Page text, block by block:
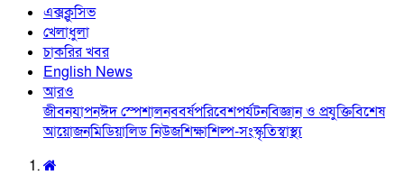
এক্সক্লুসিভ
খেলাধুলা
চাকরির খবর
English News
আরও
জীবনযাপনঈদ স্পেশালনববর্ষপরিবেশপর্যটনবিজ্ঞান ও প্রযুক্তিবিশেষ
আয়োজনমিডিয়ালিড নিউজশিক্ষাশিল্প-সংস্কৃতিস্বাস্থ্য